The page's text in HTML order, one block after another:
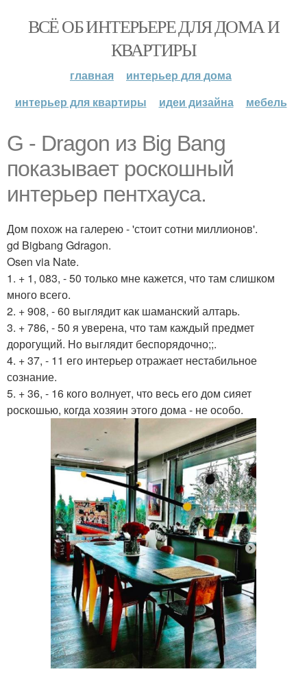
ВСЁ ОБ ИНТЕРЬЕРЕ ДЛЯ ДОМА И
КВАРТИРЫ
главная
интерьер для дома
интерьер для квартиры
идеи дизайна мебель
G - Dragon из Big Bang
показывает роскошный
интерьер пентхауса.
Дом похож на галерею - 'стоит сотни миллионов'.
gd Bigbang Gdragon.
Osen via Nate.
1. + 1, 083, - 50 только мне кажется, что там слишком
много всего.
2. + 908, - 60 выглядит как шаманский алтарь.
3. + 786, - 50 я уверена, что там каждый предмет
дорогущий. Но выглядит беспорядочно;;.
4. + 37, - 11 его интерьер отражает нестабильное
сознание.
5. + 36, - 16 кого волнует, что весь его дом сияет
роскошью, когда хозяин этого дома - не особо.